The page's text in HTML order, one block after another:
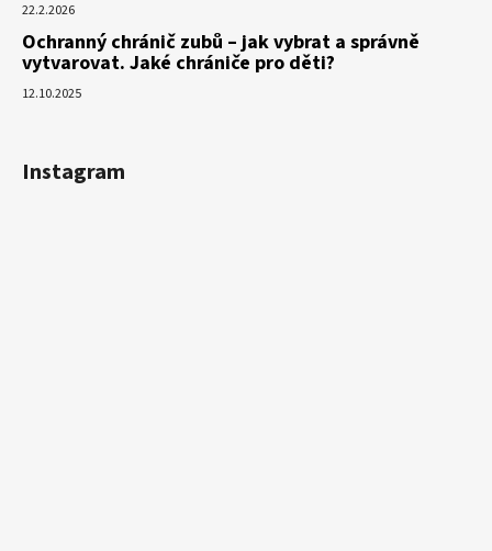
22.2.2026
Ochranný chránič zubů – jak vybrat a správně
vytvarovat. Jaké chrániče pro děti?
12.10.2025
Instagram